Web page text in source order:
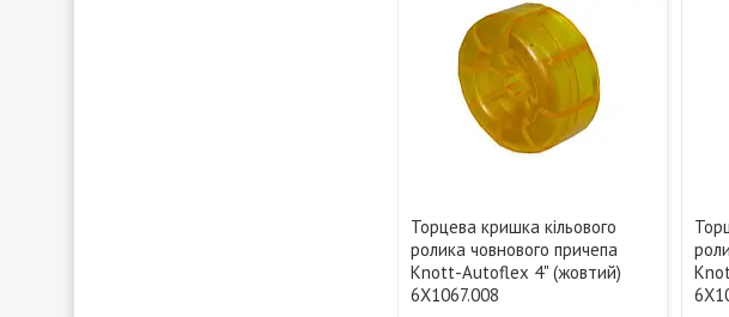
Торцева кришка кільового
ролика човнового причепа
Knott-Autoflex 4" (жовтий)
6X1067.008